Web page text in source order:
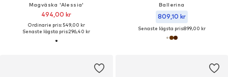
Magväska 'Alessia'
494,00 kr
Ordinarie pris: 549,00 kr
Senaste lägsta pris:296,40 kr
Ballerina
809,10 kr
Senaste lägsta pris:899,00 kr